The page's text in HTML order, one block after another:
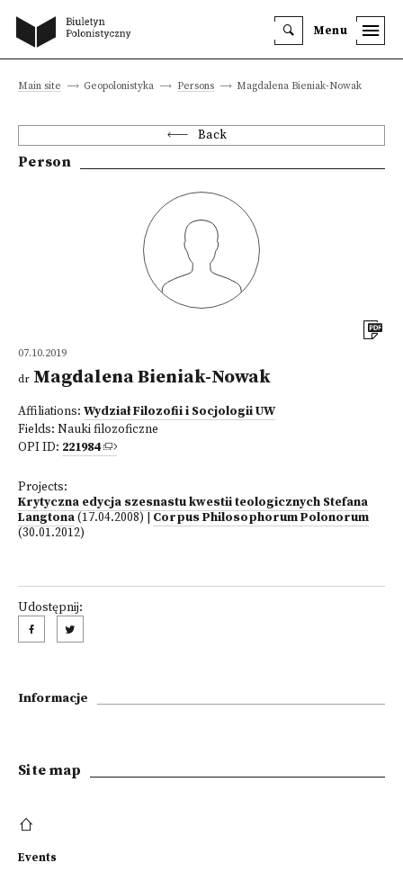
Menu
Main site Geopolonistyka Persons Magdalena Bieniak-Nowak
Back
Person
07.10.2019
dr Magdalena Bieniak-Nowak
Affiliations: Wydział Filozofii i Socjologii UW
Fields: Nauki filozoficzne
OPI ID: 221984
Projects:
Krytyczna edycja szesnastu kwestii teologicznych Stefana
Langtona(17.04.2008)
Corpus Philosophorum Polonorum
(30.01.2012)
Udostępnij:
Informacje
Site map
Events